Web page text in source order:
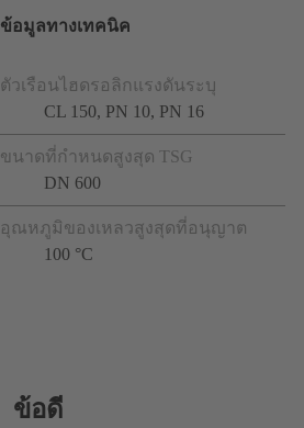
ข้อมูลทางเทคนิค
ตัวเรือนไฮดรอลิกแรงดันระบุ
CL 150, PN 10, PN 16
ขนาดที่กำหนดสูงสุด TSG
DN 600
อุณหภูมิของเหลวสูงสุดที่อนุญาต
100 °C
ข้อดี